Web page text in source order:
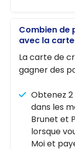
Combien de
avec la carte
La carte de
gagner des
Obtenez
dans les
Brunet et
lorsque
Moi et